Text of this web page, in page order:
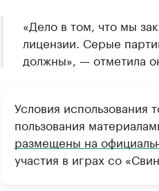
«Дело в том, что мы
лицензии. Серые
должны», — отметила
Условия использования
пользования
размещены на
участия в играх со